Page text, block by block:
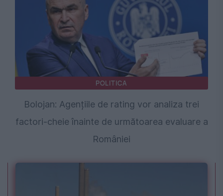
POLITICA
Bolojan: Agențiile de rating vor analiza trei
factori-cheie înainte de următoarea evaluare a
României